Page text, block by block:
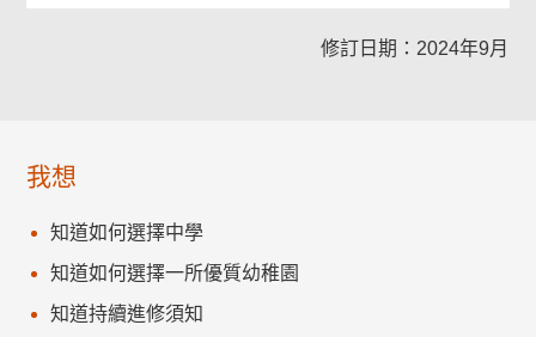
修訂日期：2024年9月
我想
知道如何選擇中學
知道如何選擇一所優質幼稚園
知道持續進修須知